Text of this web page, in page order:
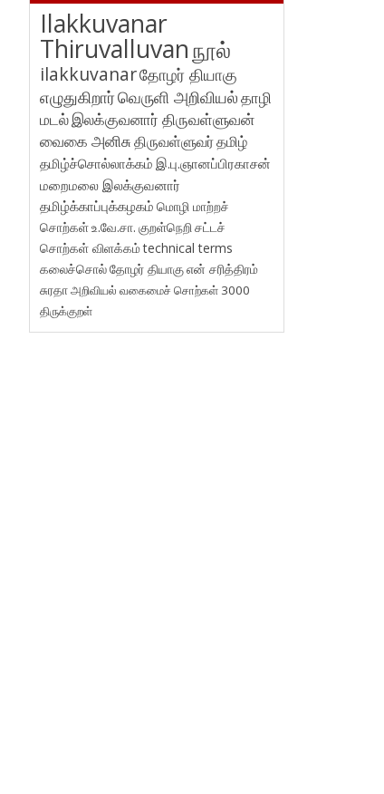
Ilakkuvanar
Thiruvalluvanநூல்
ilakkuvanarதோழர் தியாகு
எழுதுகிறார்வெருளி அறிவியல்தாழி
மடல்இலக்குவனார் திருவள்ளுவன்
வைகை அனிசுதிருவள்ளுவர்தமிழ்
தமிழ்ச்சொல்லாக்கம் இ.பு.ஞானப்பிரகாசன்
மறைமலை இலக்குவனார்
தமிழ்க்காப்புக்கழகம் மொழி மாற்றச்
சொற்கள்உ.வே.சா. குறள்நெறி சட்டச்
சொற்கள் விளக்கம்technical terms
கலைச்சொல்தோழர் தியாகுஎன் சரித்திரம்
சுரதாஅறிவியல் வகைமைச் சொற்கள் 3000
திருக்குறள்